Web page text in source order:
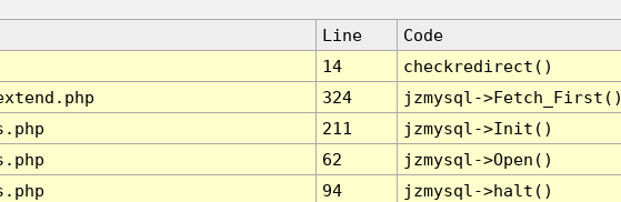
Line
Code
14
checkredirect()
324
jzmysql-
211
jzmysql->Init()
62
jzmysql->Open()
94
jzmysql->halt()